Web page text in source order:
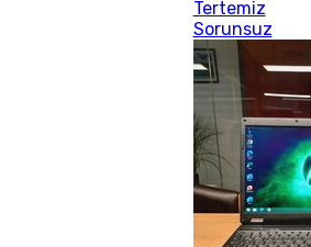
Tertemiz
Sorunsuz